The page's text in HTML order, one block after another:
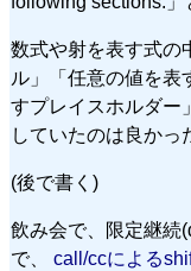
数式や射を表す式の
ル」「任意の値を表
すプレイスホルダー
していたのは良かっ
(後で書く)
飲み会で、限定継続
で、 call/ccによる